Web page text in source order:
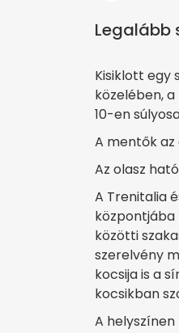
Legalább
Kisiklott egy
közelében,
10-en
A mentők
Az olasz
A Trenitalia
központjába
közötti
szerelvény
kocsija is a
kocsikban
A